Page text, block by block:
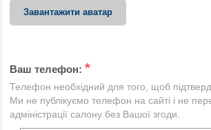
Завантажити аватар
Ваш телефон: *
Телефон необхідний для того, щоб
Ми не публікуємо телефон на сайті і не
адміністрації салону без Вашої згоди.